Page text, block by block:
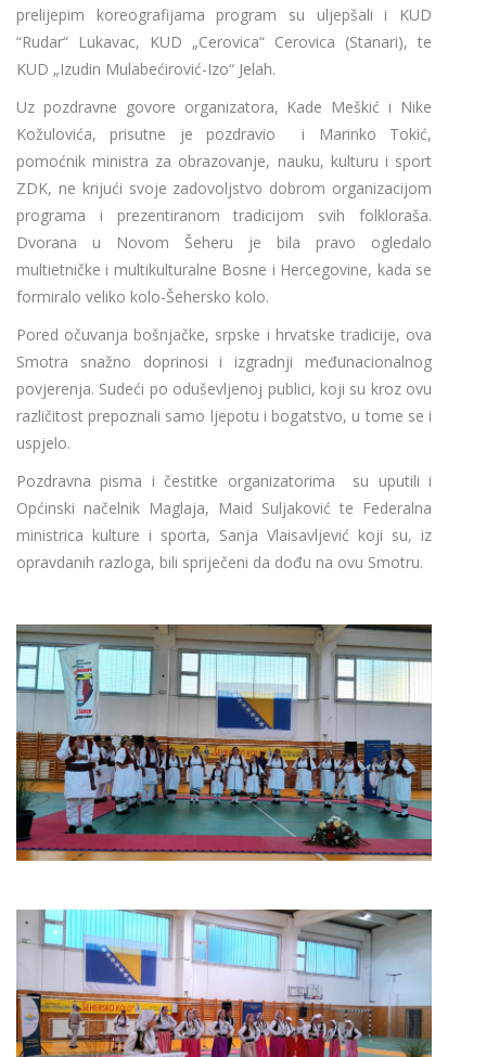
prelijepim koreografijama program su uljepšali i KUD
“Rudar“ Lukavac, KUD „Cerovica“ Cerovica (Stanari), te
KUD „Izudin Mulabećirović-Izo“ Jelah.
Uz pozdravne govore organizatora, Kade Meškić i Nike
Kožulovića, prisutne je pozdravio i Marinko Tokić,
pomoćnik ministra za obrazovanje, nauku, kulturu i sport
ZDK, ne krijući svoje zadovoljstvo dobrom organizacijom
programa i prezentiranom tradicijom svih folkloraša.
Dvorana u Novom Šeheru je bila pravo ogledalo
multietničke i multikulturalne Bosne i Hercegovine, kada se
formiralo veliko kolo-Šehersko kolo.
Pored očuvanja bošnjačke, srpske i hrvatske tradicije, ova
Smotra snažno doprinosi i izgradnji međunacionalnog
povjerenja. Sudeći po oduševljenoj publici, koji su kroz ovu
različitost prepoznali samo ljepotu i bogatstvo, u tome se i
uspjelo.
Pozdravna pisma i čestitke organizatorima su uputili i
Općinski načelnik Maglaja, Maid Suljaković te Federalna
ministrica kulture i sporta, Sanja Vlaisavljević koji su, iz
opravdanih razloga, bili spriječeni da dođu na ovu Smotru.